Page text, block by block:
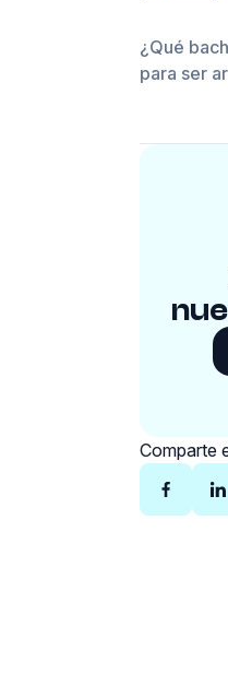
¿Qué
para ser
Comparte